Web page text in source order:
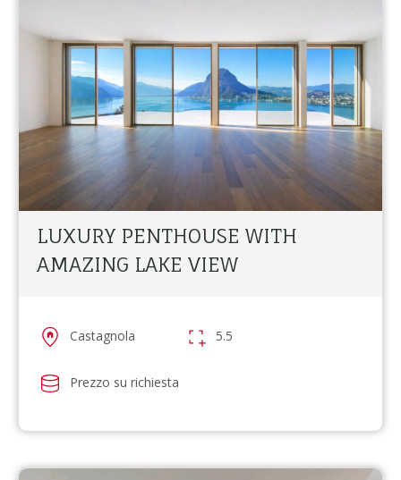
LUXURY PENTHOUSE WITH
AMAZING LAKE VIEW
Castagnola 5.5
Prezzo su richiesta